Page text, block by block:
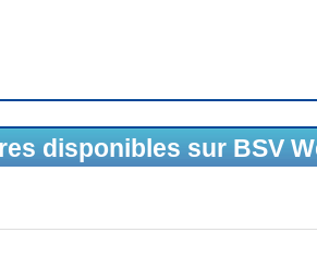
disponibles sur BSV